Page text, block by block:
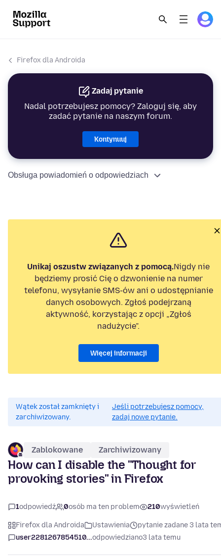
Firefox dla Androida
Zadaj pytanie
Nadal potrzebujesz pomocy? Zaloguj się, aby
zadać pytanie na naszym forum.
Kontynuuj
Obsługa powiadomień o odpowiedziach
Unikaj oszustw związanych z pomocą.Nigdy nie
będziemy prosić Cię o dzwonienie na numer
telefonu, wysyłanie SMS-ów ani o udostępnianie
danych osobowych. Zgłoś podejrzaną
aktywność, korzystając z opcji „Zgłoś
nadużycie”.
Więcej informacji
Wątek został zamknięty i
zarchiwizowany.
Jeśli potrzebujesz pomocy,
zadaj nowe pytanie.
Zablokowane Zarchiwizowany
How can I disable the "Thought for
provoking stories" in Firefox
1odpowiedź 0osób ma ten problem 210wyświetleń
Firefox dla Androida Ustawienia
pytanie zadane 3 lata
user2281267854510...odpowiedziano3 lata temu